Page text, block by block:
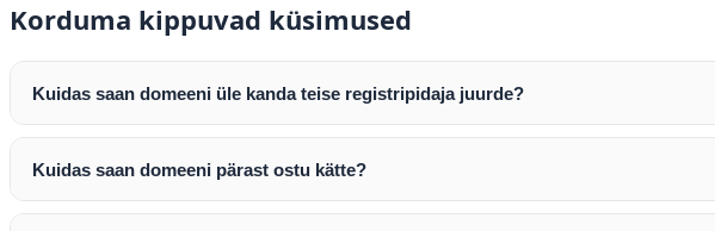
Korduma kippuvad küsimused
Kuidas saan domeeni üle kanda teise registripidaja juurde?
Pärast makse laekumist edastame teile domeeni AUTH (EPP) koodi. Selle abil saate
enda valitud registripidaja juurde.
Domeeni ülekandmine toimub registripidajate vahelise protsessina ning võib võtta
Kuidas saan domeeni pärast ostu kätte?
Pärast ostu vormistamist väljastame arve. Maksekinnituse järel edastame teile